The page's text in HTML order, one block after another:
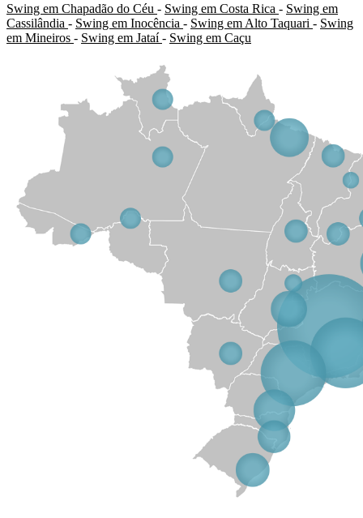
Swing em Chapadão do Céu - Swing em Costa Rica - Swing em
Cassilândia - Swing em Inocência - Swing em Alto Taquari - Swing
em Mineiros - Swing em Jataí- Swing em Caçu